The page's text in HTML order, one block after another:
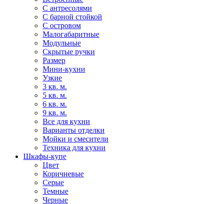
С антресолями
С барной стойкой
С островом
Малогабаритные
Модульные
Скрытые ручки
Размер
Мини-кухни
Узкие
3 кв. м.
5 кв. м.
6 кв. м.
9 кв. м.
Все для кухни
Варианты отделки
Мойки и смесители
Техника для кухни
Шкафы-купе
Цвет
Коричневые
Серые
Темные
Черные